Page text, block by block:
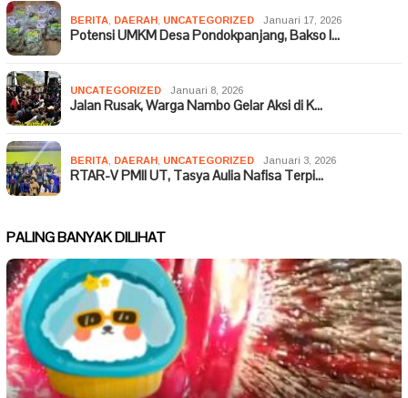
BERITA DAERAH UNCATEGORIZED Januari 17, 2026
Potensi UMKM Desa Pondokpanjang, Bakso I…
UNCATEGORIZED Januari 8, 2026
Jalan Rusak, Warga Nambo Gelar Aksi di K…
BERITA DAERAH UNCATEGORIZED Januari 3, 2026
RTAR-V PMII UT, Tasya Aulia Nafisa Terpi…
PALING BANYAK DILIHAT